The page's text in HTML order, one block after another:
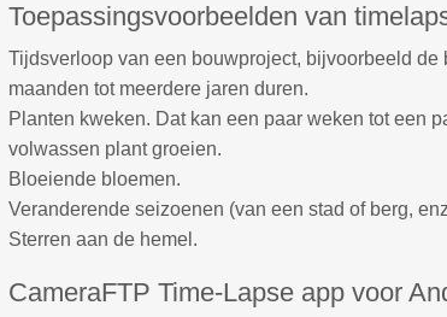
Toepassingsvoorbeelden van
Tijdsverloop van een bouwproject, bijvoorbeeld
maanden tot meerdere jaren duren.
Planten kweken. Dat kan een paar weken tot een
volwassen plant groeien.
Bloeiende bloemen.
Veranderende seizoenen (van een stad of berg,
Sterren aan de hemel.
CameraFTP Time-Lapse app voor